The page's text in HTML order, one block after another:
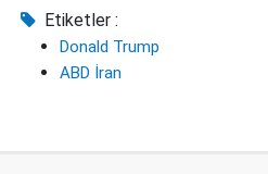
Etiketler :
Donald Trump
ABD İran